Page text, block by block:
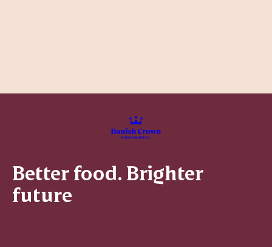
Better food. Brighter
future